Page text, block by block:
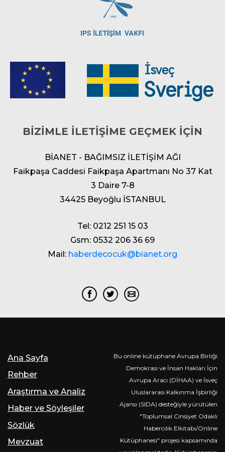
BİZİMLE İLETİŞİME GEÇMEK İÇİN
BİANET - BAĞIMSIZ İLETİŞİM AĞI
Faikpaşa Caddesi Faikpaşa Apartmanı No 37 Kat
3 Daire 7-8
34425 Beyoğlu İSTANBUL
Tel: 0212 251 15 03
Gsm: 0532 206 36 69
Mail: haberdecocuk@bianet.org
Ana Sayfa
Rehber
Araştırma ve Analiz
Haber ve Söyleşiler
Sözlük
Mevzuat
Bu online kütüphane Avrupa Birliği
Demokrasi ve İnsan Hakları İçin
Avrupa Aracı (DİHAA) ve İsveç
Uluslararası Kalkınma İşbirliği
Ajansı (SIDA) desteğiyle yürütülen
"Toplumsal Cinsiyet Odaklı
Habercilik Elkitabı/Online
Kütüphanesi" projesi kapsamında